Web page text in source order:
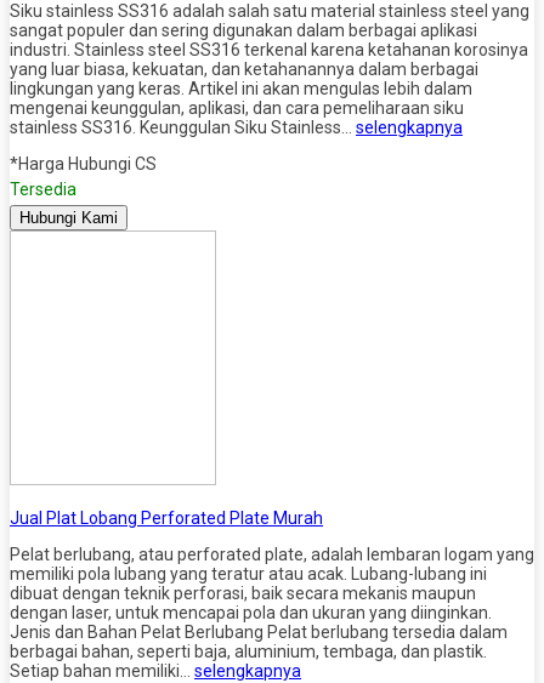
Siku stainless SS316 adalah salah satu material stainless steel yang
sangat populer dan sering digunakan dalam berbagai aplikasi
industri. Stainless steel SS316 terkenal karena ketahanan korosinya
yang luar biasa, kekuatan, dan ketahanannya dalam berbagai
lingkungan yang keras. Artikel ini akan mengulas lebih dalam
mengenai keunggulan, aplikasi, dan cara pemeliharaan siku
stainless SS316. Keunggulan Siku Stainless… selengkapnya
*Harga Hubungi CS
Tersedia
Hubungi Kami
Jual Plat Lobang Perforated Plate Murah
Pelat berlubang, atau perforated plate, adalah lembaran logam yang
memiliki pola lubang yang teratur atau acak. Lubang-lubang ini
dibuat dengan teknik perforasi, baik secara mekanis maupun
dengan laser, untuk mencapai pola dan ukuran yang diinginkan.
Jenis dan Bahan Pelat Berlubang Pelat berlubang tersedia dalam
berbagai bahan, seperti baja, aluminium, tembaga, dan plastik.
Setiap bahan memiliki… selengkapnya